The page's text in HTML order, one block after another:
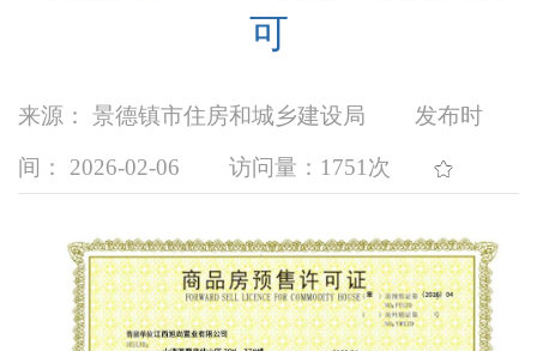
可
来源： 景德镇市住房和城乡建设局 发布时
间： 2026-02-06 访问量： 1751次